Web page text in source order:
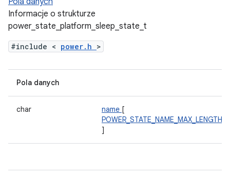
Informacje o strukturze
power_state_platform_sleep_state_t
#include < power.h >
Pola danych
char name [
POWER_STATE_NAME_MAX_LENGTH
]